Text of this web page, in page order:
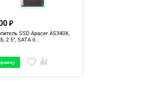
SSD Apacer AS340X,
2.5", SATA II...